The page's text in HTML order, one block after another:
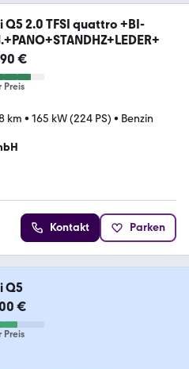
Q5 2.0 TFSI quattro +BI-
€
Preis
km • 165 kW (224 PS) • Benzin
Kontakt Parken
Q5
€
Preis